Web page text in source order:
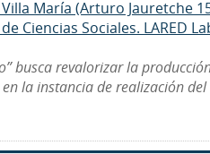
María (Arturo Jauretche
Ciencias Sociales. LARED
busca revalorizar la
la instancia de realización